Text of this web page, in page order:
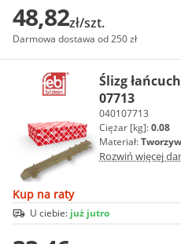
48,82zł/szt.
Darmowa dostawa od 250 zł
Ślizg
07713
040107713
Ciężar [kg]:0.08
Materiał:
Rozwiń więcej
Kup na raty
U ciebie: już jutro